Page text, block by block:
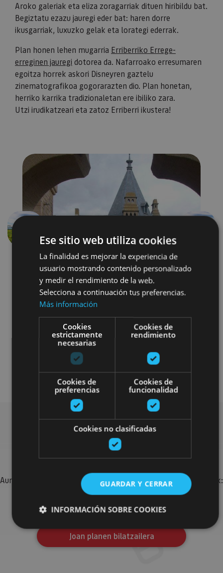
Aroko galeriak eta eliza zoragarriak dituen hiribildu bat.
Begiztatu ezazu jauregi eder bat: haren dorre
ikusgarriak, luxuzko gelak eta lorategi ederrak.
Plan honen lehen mugarria Erriberriko Errege-
erreginen jauregi dotorea da. Nafarroako erresumaren
egoitza horrek askori Disneyren gaztelu
zinematografikoa gogorarazten dio. Plan honetan,
herriko karrika tradizionaletan ere ibiliko zara.
Utzi irudikatzeari eta zatoz Erriberri ikustera!
Localidades Castillos y fortalezas
Arquitectura religiosa
Arquitectura civil Visitas guiadas
Bilatu plan gehiago
Aurkitu zure bidaia Nafarroan osatzeko planak eta iradokizunak:
jarduera antolatuak, bisitak eta agendaren ekitaldi
garrantzitsuenak.
Joan planen bilatzailera
Ese sitio web utiliza cookies
La finalidad es mejorar la experiencia de
usuario mostrando contenido personalizado
y medir el rendimiento de la web.
Selecciona a continuación tus preferencias.
Más información
Cookies
estrictamente
necesarias
Cookies de
rendimiento
Cookies de
preferencias
Cookies de
funcionalidad
Cookies no clasificadas
GUARDAR Y CERRAR
INFORMACIÓN SOBRE COOKIES
Cookies estrictamente necesarias